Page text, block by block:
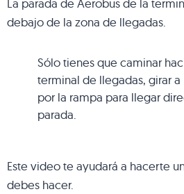
La parada de Aerobus de la
debajo de la zona de llegadas.
Sólo tienes que caminar
terminal de llegadas, girar
por la rampa para llegar
parada.
Este video te ayudará a hacerte
debes hacer.